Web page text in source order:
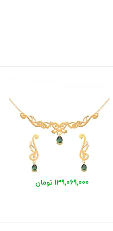
139,069,000 تومان